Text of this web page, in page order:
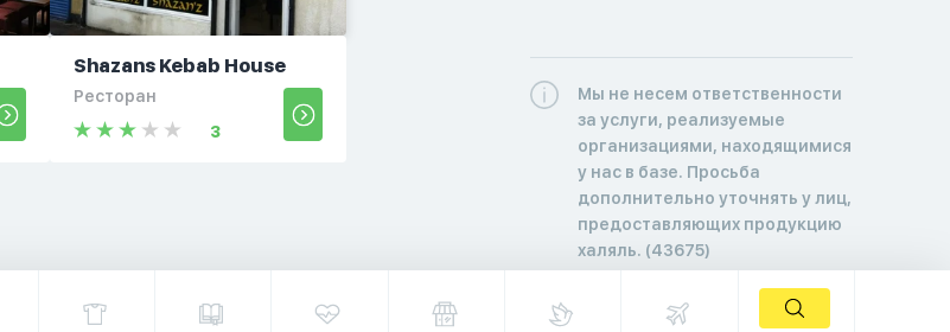
Shazans Kebab House
Ресторан
3
Мы не несем ответственности
за услуги, реализуемые
организациями, находящимися
у нас в базе. Просьба
дополнительно уточнять у лиц,
предоставляющих продукцию
халяль. (43675)